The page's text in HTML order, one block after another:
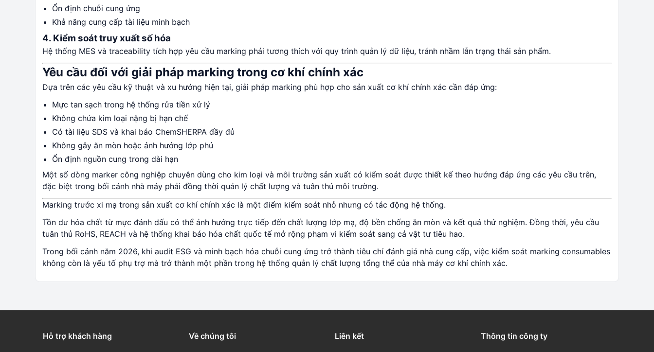
Ổn định chuỗi cung ứng
Khả năng cung cấp tài liệu minh bạch
4. Kiểm soát truy xuất số hóa
Hệ thống MES và traceability tích hợp yêu cầu marking phải tương thích với quy trình quản lý dữ liệu, tránh nhầm lẫn trạng thái sản phẩm.
Yêu cầu đối với giải pháp marking trong cơ khí chính xác
Dựa trên các yêu cầu kỹ thuật và xu hướng hiện tại, giải pháp marking phù hợp cho sản xuất cơ khí chính xác cần đáp ứng:
Mực tan sạch trong hệ thống rửa tiền xử lý
Không chứa kim loại nặng bị hạn chế
Có tài liệu SDS và khai báo ChemSHERPA đầy đủ
Không gây ăn mòn hoặc ảnh hưởng lớp phủ
Ổn định nguồn cung trong dài hạn
Một số dòng marker công nghiệp chuyên dùng cho kim loại và môi trường sản xuất có kiểm soát được thiết kế theo hướng đáp ứng các yêu cầu trên,
đặc biệt trong bối cảnh nhà máy phải đồng thời quản lý chất lượng và tuân thủ môi trường.
Marking trước xi mạ trong sản xuất cơ khí chính xác là một điểm kiểm soát nhỏ nhưng có tác động hệ thống.
Tồn dư hóa chất từ mực đánh dấu có thể ảnh hưởng trực tiếp đến chất lượng lớp mạ, độ bền chống ăn mòn và kết quả thử nghiệm. Đồng thời, yêu cầu
tuân thủ RoHS, REACH và hệ thống khai báo hóa chất quốc tế mở rộng phạm vi kiểm soát sang cả vật tư tiêu hao.
Trong bối cảnh năm 2026, khi audit ESG và minh bạch hóa chuỗi cung ứng trở thành tiêu chí đánh giá nhà cung cấp, việc kiểm soát marking consumables
không còn là yếu tố phụ trợ mà trở thành một phần trong hệ thống quản lý chất lượng tổng thể của nhà máy cơ khí chính xác.
Hỗ trợ khách hàng Về chúng tôi Liên kết Thông tin công ty